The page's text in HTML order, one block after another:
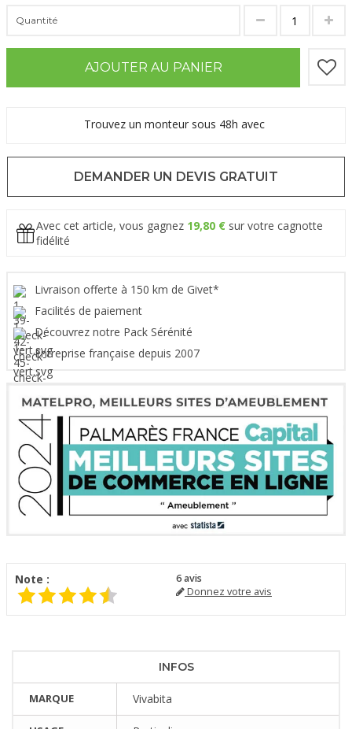
Quantité
AJOUTER AU PANIER
Trouvez un monteur sous 48h avec
DEMANDER UN DEVIS GRATUIT
Avec cet article, vous gagnez 19,80 € sur votre cagnotte
fidélité
Livraison offerte à 150 km de Givet*
Facilités de paiement
Découvrez notre Pack Sérénité
Entreprise française depuis 2007
Note : 6avis
Donnez votre avis
INFOS
MARQUE Vivabita